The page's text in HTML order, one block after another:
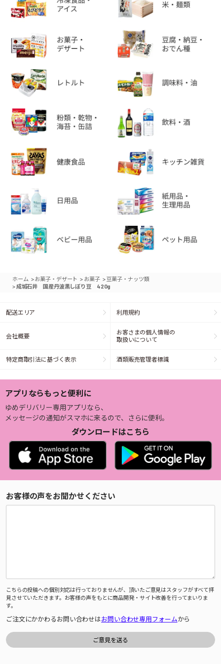
ホーム >お菓子・デザート > お菓子 >豆菓子・ナッツ類
>成城石井 国産丹波黒しぼり豆 420g
配送エリア 利用規約
会社概要
お客さまの個人情報の
取扱いについて
特定商取引法に基づく表示 酒類販売管理者標識
アプリならもっと便利に
ゆめデリバリー専用アプリなら、
メッセージの通知がスマホに来るので、さらに便利。
ダウンロードはこちら
お客様の声をお聞かせください
こちらの投稿への個別対応は行っておりませんが、頂いたご意見はスタッフがすべて拝
見させていただきます。お客様の声をもとに商品開発・サイト改善を行ってまいりま
す。
ご注文にかかわるお問い合わせはお問い合わせ専用フォームから